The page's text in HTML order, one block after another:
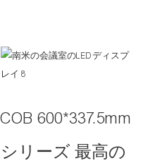
COB 600*337.5mm
シリーズ 最高の